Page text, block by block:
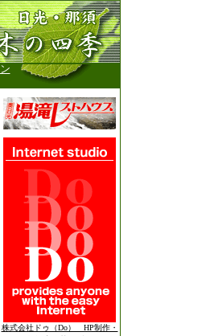
株式会社ドゥ（Do） HP制作・